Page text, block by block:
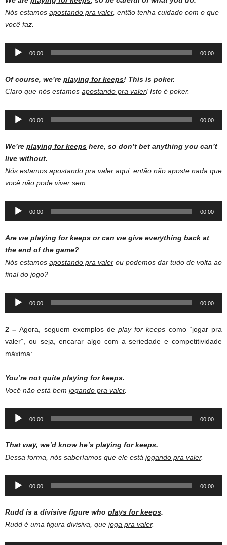
Nós estamos apostando pra valer, então tenha cuidado com o que
você faz.
Audio
00:00 00:00
Of course, we’re playing for keeps! This is poker.
Claro que nós estamos apostando pra valer! Isto é poker.
Audio
00:00 00:00
We’re playing for keeps here, so don’t bet anything you can’t
live without.
Nós estamos apostando pra valer aqui, então não aposte nada que
você não pode viver sem.
Audio
00:00 00:00
Are we playing for keeps or can we give everything back at
the end of the game?
Nós estamos apostando pra valer ou podemos dar tudo de volta ao
final do jogo?
Audio
00:00 00:00
2 –Agora, seguem exemplos deplay for keeps como “jogar pra
valer”, ou seja, encarar algo com a seriedade e competitividade
máxima:
You’re not quite playing for keeps.
Você não está bem jogando pra valer.
Audio
00:00 00:00
That way, we’d know he’s playing for keeps.
Dessa forma, nós saberíamos que ele está jogando pra valer.
Audio
00:00 00:00
Rudd is a divisive figure who plays for keeps.
Rudd é uma figura divisiva, que joga pra valer.